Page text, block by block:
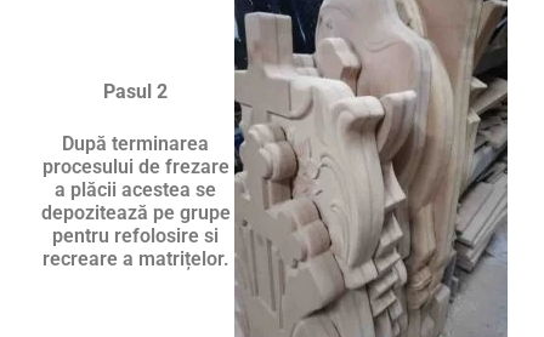
Pasul 2
După terminarea
procesului de frezare
a plăcii acestea se
depozitează pe grupe
pentru refolosire si
recreare a matrițelor.